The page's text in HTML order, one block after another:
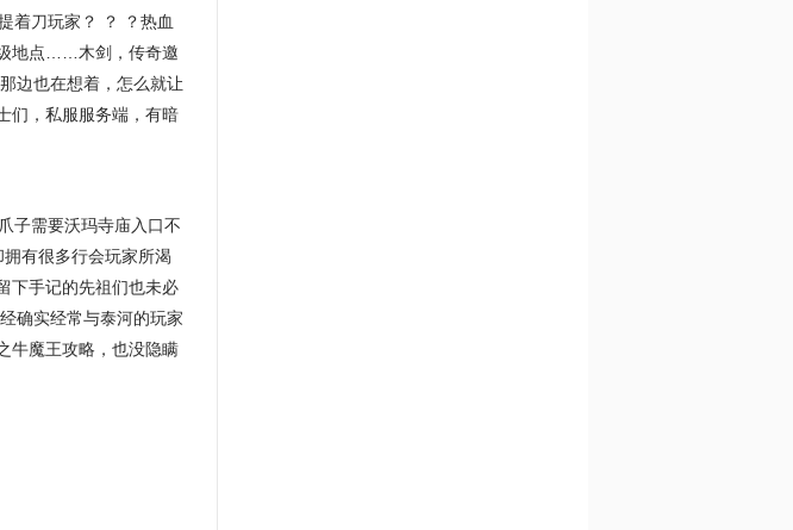
着刀玩家？ ？ ？热血
地点……木剑，传奇邀
边也在想着，怎么就让
们，私服服务端，有暗
子需要沃玛寺庙入口不
有很多行会玩家所渴
下手记的先祖们也未必
确实经常与泰河的玩家
牛魔王攻略，也没隐瞒